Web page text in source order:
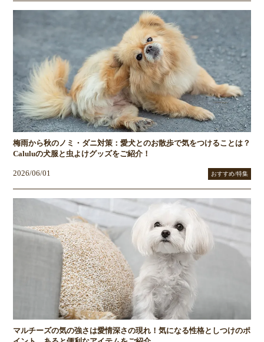
梅雨から秋のノミ・ダニ対策：愛犬とのお散歩で気をつけることは？
Caluluの犬服と虫よけグッズをご紹介！
2026/06/01 おすすめ/特集
マルチーズの気の強さは愛情深さの現れ！気になる性格としつけのポ